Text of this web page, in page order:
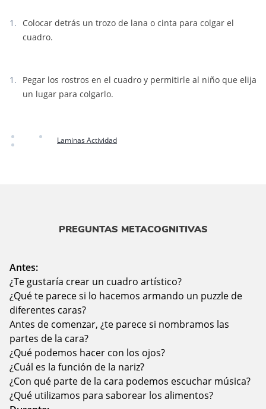
Colocar detrás un trozo de lana o cinta para colgar el
cuadro.
Pegar los rostros en el cuadro y permitirle al niño que elija
un lugar para colgarlo.
Laminas Actividad
PREGUNTAS METACOGNITIVAS
Antes:
¿Te gustaría crear un cuadro artístico?
¿Qué te parece si lo hacemos armando un puzzle de
diferentes caras?
Antes de comenzar, ¿te parece si nombramos las
partes de la cara?
¿Qué podemos hacer con los ojos?
¿Cuál es la función de la nariz?
¿Con qué parte de la cara podemos escuchar música?
¿Qué utilizamos para saborear los alimentos?